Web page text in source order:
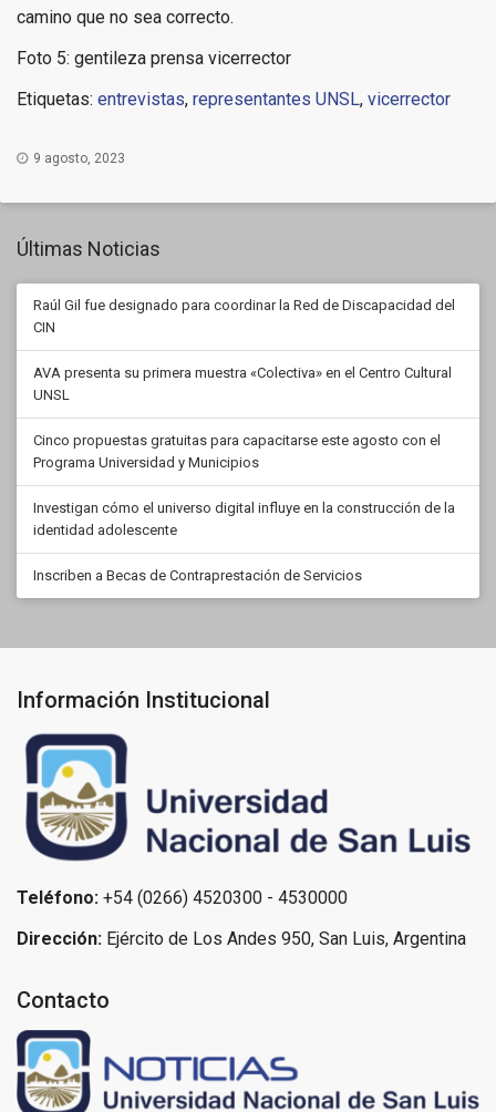
camino que no sea correcto.
Foto 5: gentileza prensa vicerrector
Etiquetas: entrevistas, representantes UNSL, vicerrector
9 agosto, 2023
Últimas Noticias
Raúl Gil fue designado para coordinar la Red de Discapacidad del
CIN
AVA presenta su primera muestra «Colectiva» en el Centro Cultural
UNSL
Cinco propuestas gratuitas para capacitarse este agosto con el
Programa Universidad y Municipios
Investigan cómo el universo digital influye en la construcción de la
identidad adolescente
Inscriben a Becas de Contraprestación de Servicios
Información Institucional
Teléfono: +54 (0266) 4520300 - 4530000
Dirección: Ejército de Los Andes 950, San Luis, Argentina
Contacto